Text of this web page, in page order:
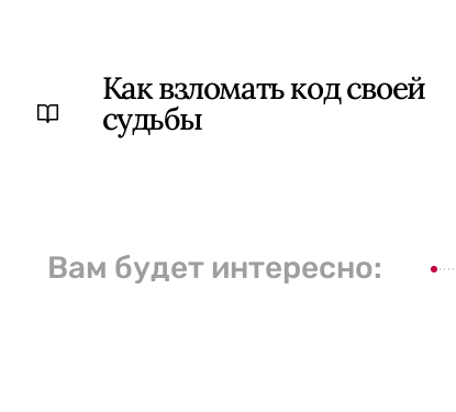
Как взломать код своей
судьбы
Вам будет интересно: